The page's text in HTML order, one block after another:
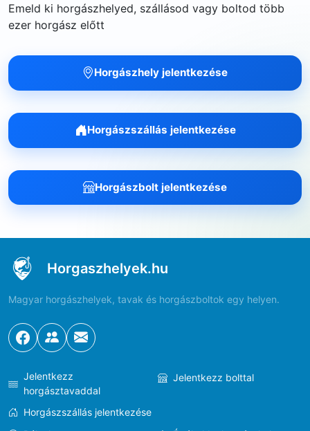
Emeld ki horgászhelyed, szállásod vagy boltod több
ezer horgász előtt
Horgászhely jelentkezése
Horgászszállás jelentkezése
Horgászbolt jelentkezése
Horgaszhelyek.hu
Magyar horgászhelyek, tavak és horgászboltok egy helyen.
Jelentkezz
horgásztavaddal
Jelentkezz bolttal
Horgászszállás jelentkezése